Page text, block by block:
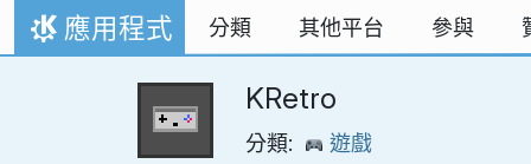
跳到內容
首頁
應用程式 分類 其他平台 參與
KRetro
分類: 遊戲